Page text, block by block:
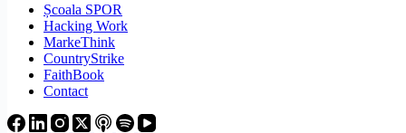
Școala SPOR
Hacking Work
MarkeThink
CountryStrike
FaithBook
Contact